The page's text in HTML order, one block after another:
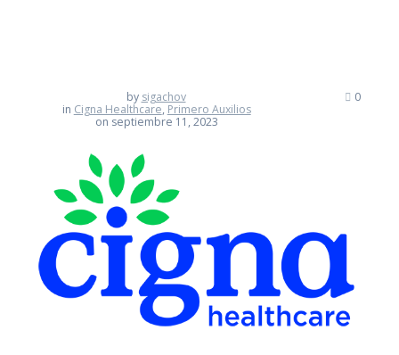
by sigachov
in Cigna Healthcare, Primero Auxilios
on septiembre 11, 2023
0